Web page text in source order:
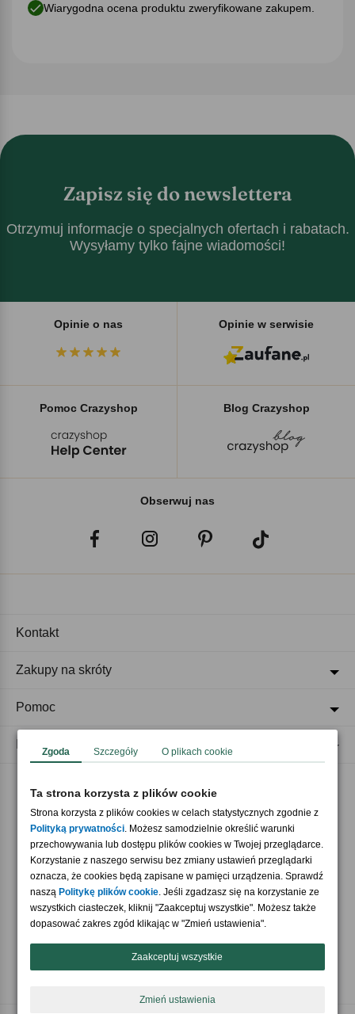
Wiarygodna ocena produktu zweryfikowane zakupem.
Zapisz się do newslettera
Otrzymuj informacje o specjalnych ofertach i rabatach.
Wysyłamy tylko fajne wiadomości!
Opinie o nas Opinie w serwisie
Pomoc Crazyshop Blog Crazyshop
Obserwuj nas
Akceptujemy płatności
Nasi partnerzy
Kontakt
Zakupy na skróty
Pomoc
Zgoda Szczegóły O plikach cookie
Ta strona korzysta z plików cookie
Strona korzysta z plików cookies w celach statystycznych zgodnie z
Polityką prywatności. Możesz samodzielnie określić warunki
przechowywania lub dostępu plików cookies w Twojej przeglądarce.
Korzystanie z naszego serwisu bez zmiany ustawień przeglądarki
oznacza, że cookies będą zapisane w pamięci urządzenia. Sprawdź
naszą Politykę plików cookie. Jeśli zgadzasz się na korzystanie ze
wszystkich ciasteczek, kliknij "Zaakceptuj wszystkie". Możesz także
dopasować zakres zgód klikając w "Zmień ustawienia".
Zaakceptuj wszystkie
Zmień ustawienia